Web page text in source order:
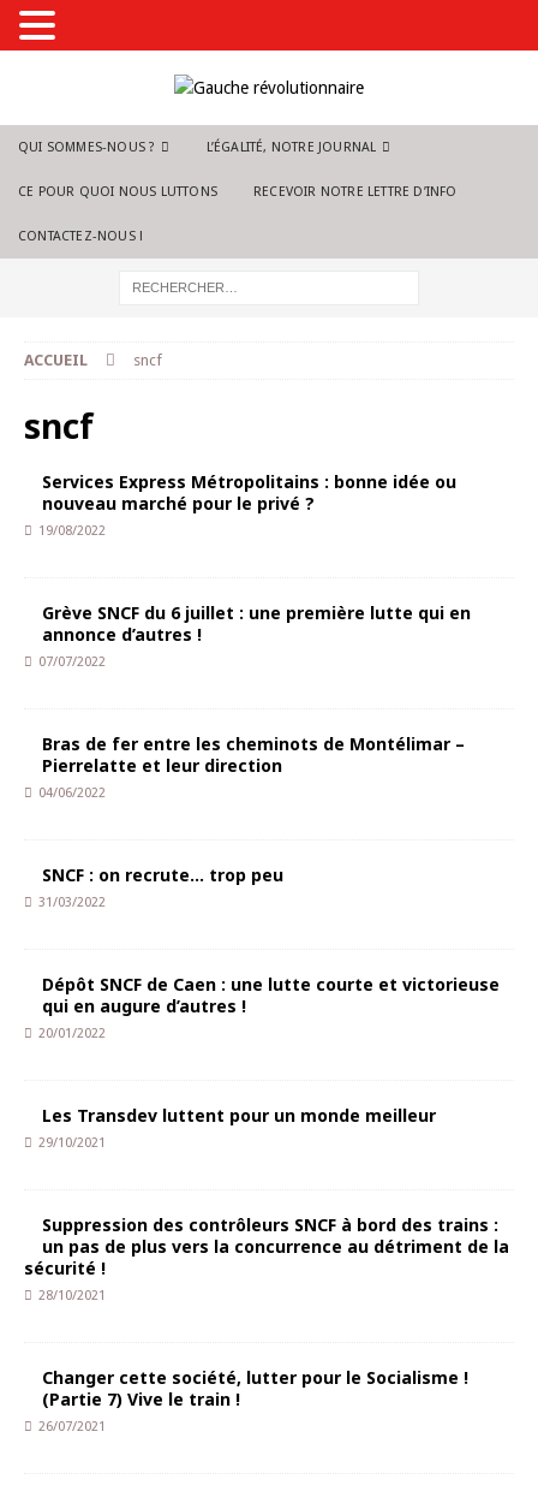
QUI SOMMES-NOUS ? L’ÉGALITÉ, NOTRE JOURNAL
CE POUR QUOI NOUS LUTTONS RECEVOIR NOTRE LETTRE D’INFO
CONTACTEZ-NOUS !
ACCUEIL sncf
sncf
Services Express Métropolitains : bonne idée ou
nouveau marché pour le privé ?
19/08/2022
Grève SNCF du 6 juillet : une première lutte qui en
annonce d’autres !
07/07/2022
Bras de fer entre les cheminots de Montélimar –
Pierrelatte et leur direction
04/06/2022
SNCF : on recrute… trop peu
31/03/2022
Dépôt SNCF de Caen : une lutte courte et victorieuse
qui en augure d’autres !
20/01/2022
Les Transdev luttent pour un monde meilleur
29/10/2021
Suppression des contrôleurs SNCF à bord des trains :
un pas de plus vers la concurrence au détriment de la
sécurité !
28/10/2021
Changer cette société, lutter pour le Socialisme !
(Partie 7) Vive le train !
26/07/2021